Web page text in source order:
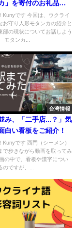
」を寄付のお礼品の
ました
Kunyです 今回は、ウクライ
お守り人形モタンカの紹介と
部の現状についてお話しよう
モタンカ...
台湾情報
み、「二手店...？」気
白い看板をご紹介！
Kunyです 西門（シーメン）
で歩きながら動画を取ってみ
の中で、看板や漢字につい
のですが、...